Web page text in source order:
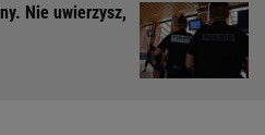
Nie uwierzysz,